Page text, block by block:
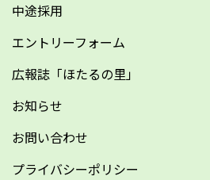
中途採用
エントリーフォーム
広報誌「ほたるの里」
お知らせ
お問い合わせ
プライバシーポリシー